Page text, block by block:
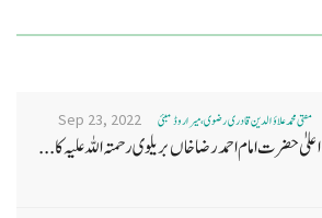
مفتی محمد علاؤ الدین قادری رضوی ، میرا روڈ ممبئی Sep 23, 2022
اعلیٰ حضرت امام احمد رضا خاں بر یلو ی رحمتہ اللہ علیہ کا...